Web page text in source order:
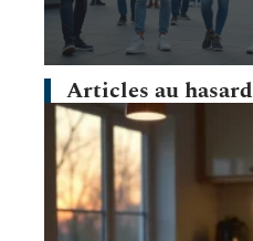
Articles au hasard